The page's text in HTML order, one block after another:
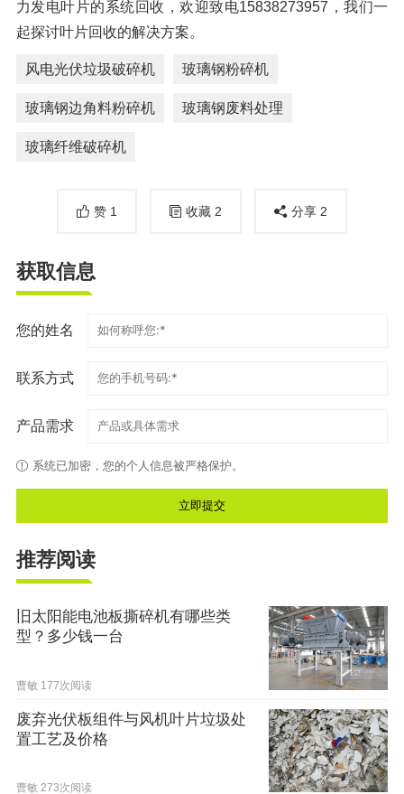
力发电叶片的系统回收，欢迎致电15838273957，我们一
起探讨叶片回收的解决方案。
风电光伏垃圾破碎机 玻璃钢粉碎机
玻璃钢边角料粉碎机 玻璃钢废料处理
玻璃纤维破碎机
赞 1 收藏 2 分享 2
获取信息
您的姓名
联系方式
产品需求
系统已加密，您的个人信息被严格保护。
推荐阅读
旧太阳能电池板撕碎机有哪些类
型？多少钱一台
曹敏 177次阅读
废弃光伏板组件与风机叶片垃圾处
置工艺及价格
曹敏 273次阅读